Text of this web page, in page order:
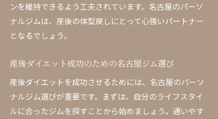
ンを維持できるよう工夫されています。名古屋のパーソ
ナルジムは、産後の体型戻しにとって心強いパートナー
となるでしょう。
産後ダイエット成功のための名古屋ジム選び
産後ダイエットを成功させるためには、名古屋のパーソ
ナルジム選びが重要です。まずは、自分のライフスタイ
ルに合ったジムを探すことから始めましょう。通いやす